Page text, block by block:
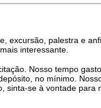
excursão, palestra e
interessante.
Nosso tempo
no mínimo.
sinta-se à vontade para